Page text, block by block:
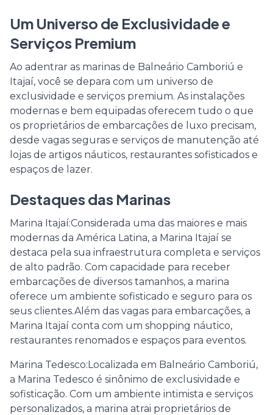
Um Universo de Exclusividade e
Serviços Premium
Ao adentrar as marinas de Balneário Camboriú e
Itajaí, você se depara com um universo de
exclusividade e serviços premium. As instalações
modernas e bem equipadas oferecem tudo o que
os proprietários de embarcações de luxo precisam,
desde vagas seguras e serviços de manutenção até
lojas de artigos náuticos, restaurantes sofisticados e
espaços de lazer.
Destaques das Marinas
Marina Itajaí:Considerada uma das maiores e mais
modernas da América Latina, a Marina Itajaí se
destaca pela sua infraestrutura completa e serviços
de alto padrão. Com capacidade para receber
embarcações de diversos tamanhos, a marina
oferece um ambiente sofisticado e seguro para os
seus clientes.Além das vagas para embarcações, a
Marina Itajaí conta com um shopping náutico,
restaurantes renomados e espaços para eventos.
Marina Tedesco:Localizada em Balneário Camboriú,
a Marina Tedesco é sinônimo de exclusividade e
sofisticação. Com um ambiente intimista e serviços
personalizados, a marina atrai proprietários de